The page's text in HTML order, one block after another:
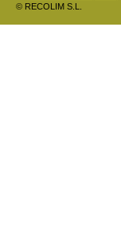
© RECOLIM S.L.